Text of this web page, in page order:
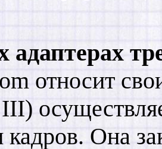
адаптерах
относит
кадров. Она